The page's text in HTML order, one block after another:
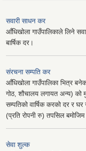
सवारी साधन कर
आँधिखोला गाउँपालिकाले लिने
बार्षिक दर।
संरचना सम्पति कर
आँधिखोला गाउँपालिका भित्र
गोठ, शौचालय लगायत अन्य) को
सम्पतिको वार्षिक करको दर र
(प्रति रोपनी रु) तपसिल बमोजिम
सेवा शुल्क